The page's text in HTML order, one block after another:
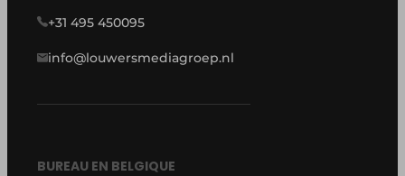
+31 495 450095
info@louwersmediagroep.nl
BUREAU EN BELGIQUE